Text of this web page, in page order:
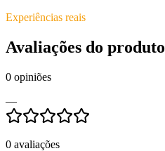
Experiências reais
Avaliações do produto
0 opiniões
—
0 avaliações